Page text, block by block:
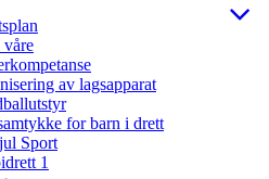
våre
av lagsapparat
for barn i drett
Sport
1